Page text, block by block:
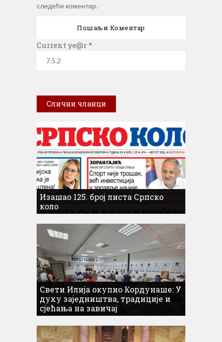
следећи коментар.
Current ye@r *
Слични чланци
Изашао 125. број листа Српско
коло
Свети Илија окупио Кордунаше: У
духу заједништва, традиције и
сјећања на завичај